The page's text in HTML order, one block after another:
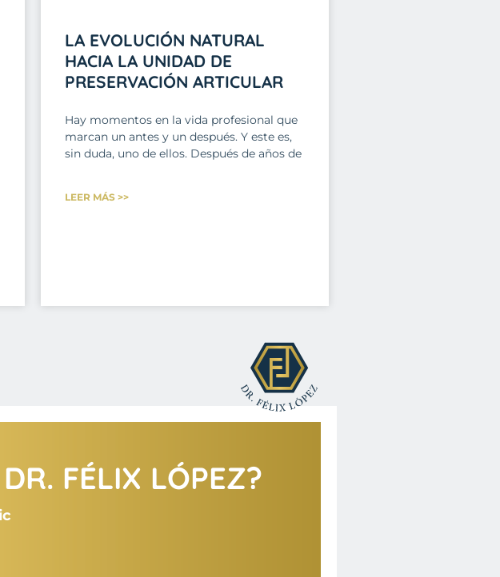
LA EVOLUCIÓN NATURAL
HACIA LA UNIDAD DE
PRESERVACIÓN ARTICULAR
Hay momentos en la vida profesional que
marcan un antes y un después. Y este es,
sin duda, uno de ellos. Después de años de
LEER MÁS >>
FÉLIX LÓPEZ?